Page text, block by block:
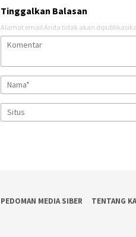
Tinggalkan Balasan
Alamat email Anda tidak akan
PEDOMAN MEDIA SIBER TENTANG